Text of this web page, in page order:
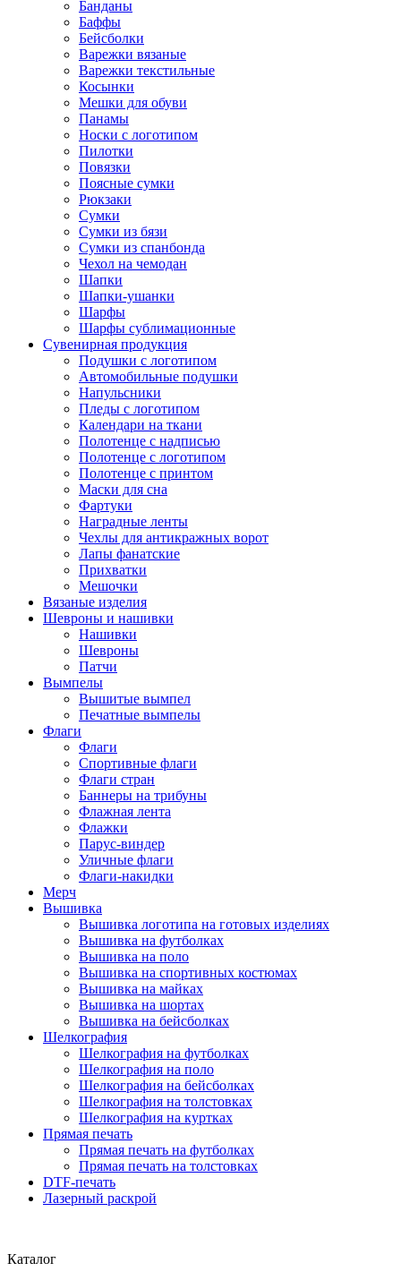
Банданы
Баффы
Бейсболки
Варежки вязаные
Варежки текстильные
Косынки
Мешки для обуви
Панамы
Носки с логотипом
Пилотки
Повязки
Поясные сумки
Рюкзаки
Сумки
Сумки из бязи
Сумки из спанбонда
Чехол на чемодан
Шапки
Шапки-ушанки
Шарфы
Шарфы сублимационные
Сувенирная продукция
Подушки с логотипом
Автомобильные подушки
Напульсники
Пледы с логотипом
Календари на ткани
Полотенце с надписью
Полотенце с логотипом
Полотенце с принтом
Маски для сна
Фартуки
Наградные ленты
Чехлы для антикражных ворот
Лапы фанатские
Прихватки
Мешочки
Вязаные изделия
Шевроны и нашивки
Нашивки
Шевроны
Патчи
Вымпелы
Вышитые вымпел
Печатные вымпелы
Флаги
Флаги
Спортивные флаги
Флаги стран
Баннеры на трибуны
Флажная лента
Флажки
Парус-виндер
Уличные флаги
Флаги-накидки
Мерч
Вышивка
Вышивка логотипа на готовых изделиях
Вышивка на футболках
Вышивка на поло
Вышивка на спортивных костюмах
Вышивка на майках
Вышивка на шортах
Вышивка на бейсболках
Шелкография
Шелкография на футболках
Шелкография на поло
Шелкография на бейсболках
Шелкография на толстовках
Шелкография на куртках
Прямая печать
Прямая печать на футболках
Прямая печать на толстовках
DTF-печать
Лазерный раскрой
Каталог